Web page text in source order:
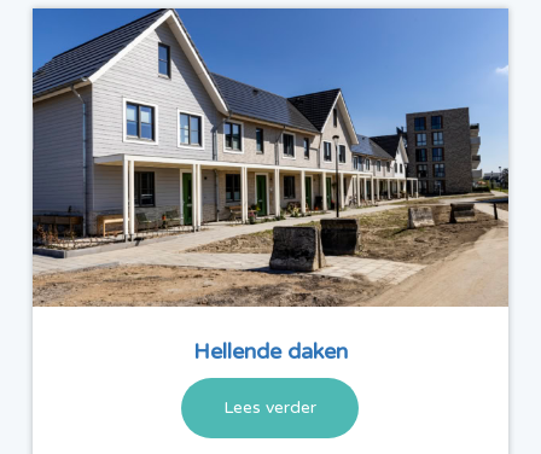
Hellende daken
Lees verder